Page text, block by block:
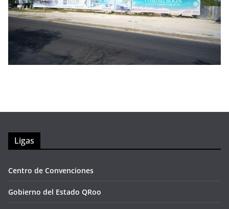
Ligas
Centro de Convenciones
Gobierno del Estado QRoo